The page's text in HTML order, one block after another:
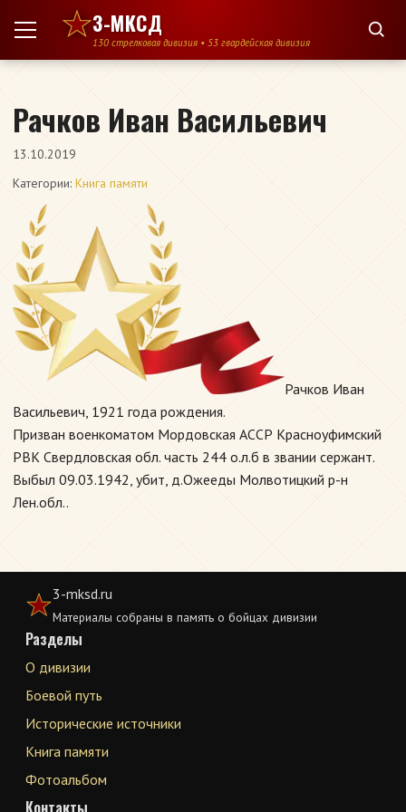
Перейти к содержимому
3-МКСД
130 стрелковая дивизия • 53 гвардейская дивизия
Рачков Иван Васильевич
13.10.2019
Категории: Книга памяти
Рачков Иван
Васильевич, 1921 года рождения.
Призван военкоматом Мордовская АССР Красноуфимский
РВК Свердловская обл. часть 244 о.л.б в звании сержант.
Выбыл 09.03.1942, убит, д.Ожееды Молвотицкий р-н
Лен.обл..
3-mksd.ru
Материалы собраны в память о бойцах дивизии
Разделы
О дивизии
Боевой путь
Исторические источники
Книга памяти
Фотоальбом
Контакты